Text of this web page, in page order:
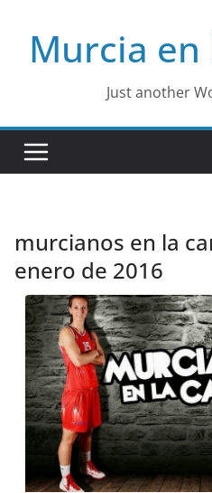
contentMurcia en
Just another
murcianos en la
enero de 2016